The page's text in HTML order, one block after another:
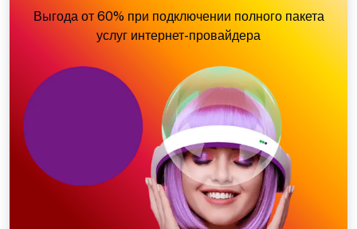
Выгода от 60% при подключении полного пакета
услуг интернет-провайдера